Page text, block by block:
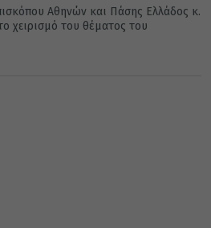
Αθηνών και Πάσης Ελλάδος κ.
χειρισμό του θέματος του